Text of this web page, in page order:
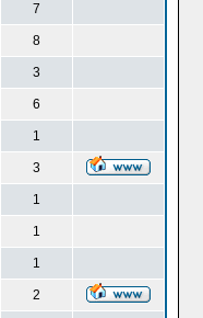
7
8
3
6
1
3
1
1
1
2